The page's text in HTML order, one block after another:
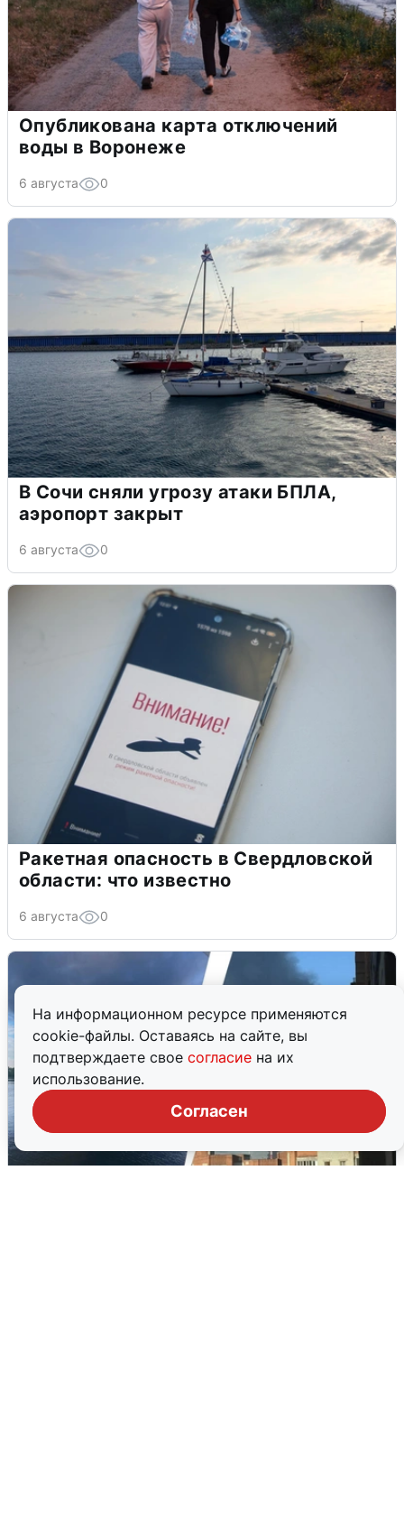
На информационном ресурсе применяются
cookie-файлы. Оставаясь на сайте, вы
подтверждаете свое согласие на их
использование.
Согласен
Опубликована карта отключений
воды в Воронеже
6 августа 0
В Сочи сняли угрозу атаки БПЛА,
аэропорт закрыт
6 августа 0
Ракетная опасность в Свердловской
области: что известно
6 августа 0